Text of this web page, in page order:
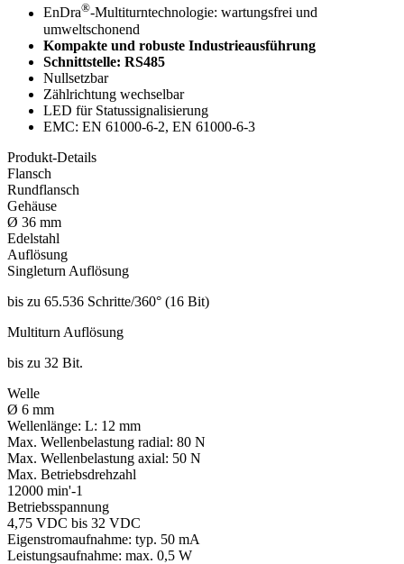
EnDra®-Multiturntechnologie: wartungsfrei und
umweltschonend
Kompakte und robuste Industrieausführung
Schnittstelle: RS485
Nullsetzbar
Zählrichtung wechselbar
LED für Statussignalisierung
EMC: EN 61000-6-2, EN 61000-6-3
Produkt-Details
Flansch
Rundflansch
Gehäuse
Ø 36 mm
Edelstahl
Auflösung
Singleturn Auflösung
bis zu 65.536 Schritte/360° (16 Bit)
Multiturn Auflösung
bis zu 32 Bit.
Welle
Ø 6 mm
Wellenlänge: L: 12 mm
Max. Wellenbelastung radial: 80 N
Max. Wellenbelastung axial: 50 N
Max. Betriebsdrehzahl
12000 min'-1
Betriebsspannung
4,75 VDC bis 32 VDC
Eigenstromaufnahme: typ. 50 mA
Leistungsaufnahme: max. 0,5 W